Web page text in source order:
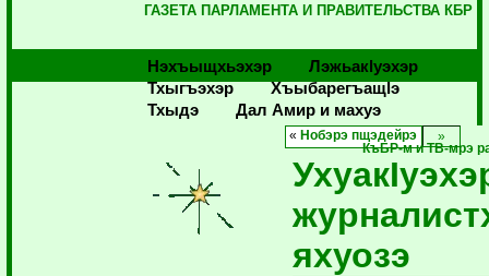
ГАЗЕТА ПАРЛАМЕНТА И ПРАВИТЕЛЬСТВА КБР
Нэхъыщхьэхэр
Лэжьакlуэхэр
Тхыгъэхэр
Хъыбарегъащlэ
Тхыдэ
Дал Амир и махуэ
« Нобэрэ пщэдейрэ
КъБР-м и ТВ-мрэ
яхуозэ